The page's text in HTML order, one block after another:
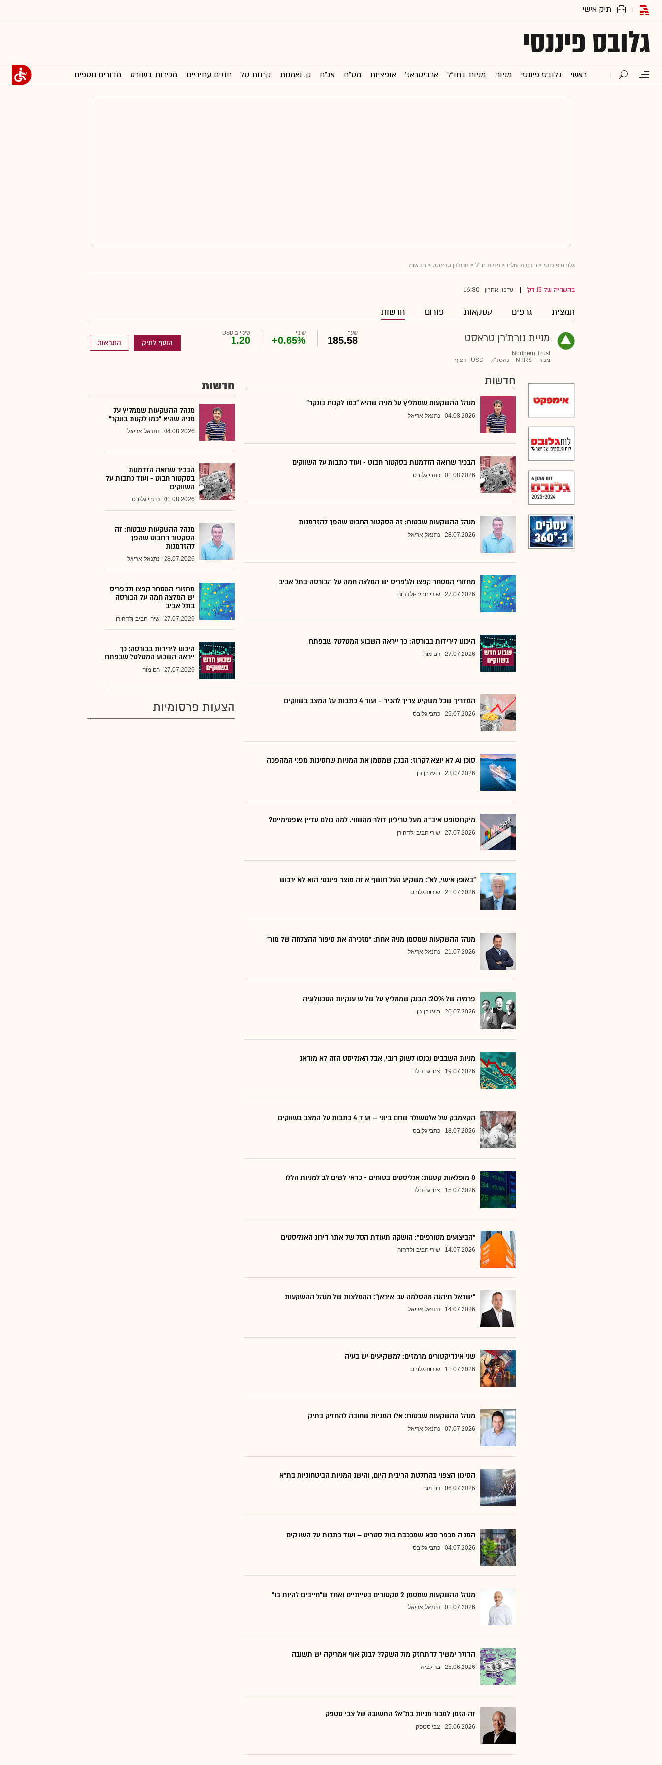
גלובס פיננסי
ראשי גלובס פיננסי מניות מניות בחו"ל ארביטראז' אופציות מט"ח אג"ח ק. נאמנות קרנות סל חוזים עתידיים מכירות בשורט מדורים נוספים
גלובס פיננסי > בורסות עולם > מניות חו"ל > נורת'רן טראסט > חדשות
בהשהיה של 15 דק' עדכון אחרון 16:30
תמצית גרפים עסקאות פורום חדשות
מניית נורת'רן טראסט
Northern Trust
מניה
NTRS נאסד"ק USD רציף
שער
185.58
שינוי
+0.65%
שינוי ב USD
1.20 הוסף לתיק התראות
חדשות
מנהל ההשקעות שממליץ על מניה שהיא "כמו לקנות בונקר"
04.08.2026 נתנאל אריאל
הבכיר שרואה הזדמנות בסקטור חבוט - ועוד כתבות על השווקים
01.08.2026 כתבי גלובס
מנהל ההשקעות שבטוח: זה הסקטור החבוט שהפך להזדמנות
28.07.2026 נתנאל אריאל
מחזורי המסחר קפצו ולג'פריס יש המלצה חמה על הבורסה בתל אביב
27.07.2026 שירי חביב-ולדהורן
היכונו לירידות בבורסה: כך ייראה השבוע המטלטל שבפתח
27.07.2026 רם מורי
המדריך שכל משקיע צריך להכיר - ועוד 4 כתבות על המצב בשווקים
25.07.2026 כתבי גלובס
סוכן AI לא יוצא לקרוז: הבנק שמסמן את המניות שחסינות מפני המהפכה
23.07.2026 בועז בן נון
מיקרוסופט איבדה מעל טריליון דולר מהשווי. למה כולם עדיין אופטימיים?
27.07.2026 שירי חביב ולדהורן
"באופן אישי, לא": משקיע העל חושף איזה מוצר פיננסי הוא לא ירכוש
21.07.2026 שירות גלובס
מנהל ההשקעות שמסמן מניה אחת: "מזכירה את סיפור ההצלחה של מור"
21.07.2026 נתנאל אריאל
פרמיה של 20%: הבנק שממליץ על שלוש ענקיות הטכנולוגיה
20.07.2026 בועז בן נון
מניות השבבים נכנסו לשוק דובי, אבל האנליסט הזה לא מודאג
19.07.2026 צחי גרינולד
הקאמבק של אלטשולר שחם ביוני – ועוד 4 כתבות על המצב בשווקים
18.07.2026 כתבי גלובס
8 מופלאות קטנות: אנליסטים בטוחים - כדאי לשים לב למניות הללו
15.07.2026 צחי גרינולד
"הביצועים מטורפים": הושקה תעודת הסל של אתר דירוג האנליסטים
14.07.2026 שירי חביב-ולדהורן
"ישראל תיהנה מהסלמה עם איראן": ההמלצות של מנהל ההשקעות
14.07.2026 נתנאל אריאל
שני אינדיקטורים מרמזים: למשקיעים יש בעיה
11.07.2026 שירות גלובס
מנהל ההשקעות שבטוח: אלו המניות שחובה להחזיק בתיק
07.07.2026 נתנאל אריאל
הסיכון הצפוי בהחלטת הריבית היום, והישג המניות הביטחוניות בת"א
06.07.2026 רם מורי
המניה מכפר סבא שמככבת בוול סטריט – ועוד כתבות על השווקים
04.07.2026 כתבי גלובס
מנהל ההשקעות שמסמן 2 סקטורים בעייתיים ואחד ש"חייבים להיות בו"
01.07.2026 נתנאל אריאל
הדולר ימשיך להתחזק מול השקל? לבנק אוף אמריקה יש תשובה
25.06.2026 בר לביא
זה הזמן למכור מניות בת"א? התשובה של צבי סטפק
25.06.2026 צבי סטפק
חדשות
מנהל ההשקעות שממליץ על
מניה שהיא "כמו לקנות בונקר"
04.08.2026 נתנאל אריאל
הבכיר שרואה הזדמנות
בסקטור חבוט - ועוד כתבות על
השווקים
01.08.2026 כתבי גלובס
מנהל ההשקעות שבטוח: זה
הסקטור החבוט שהפך
להזדמנות
28.07.2026 נתנאל אריאל
מחזורי המסחר קפצו ולג'פריס
יש המלצה חמה על הבורסה
בתל אביב
27.07.2026 שירי חביב-ולדהורן
היכונו לירידות בבורסה: כך
ייראה השבוע המטלטל שבפתח
27.07.2026 רם מורי
הצעות פרסומיות